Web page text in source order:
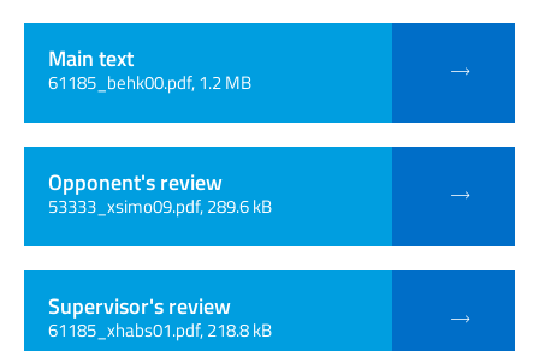
Main text
61185_behk00.pdf, 1.2 MB
Opponent's review
53333_xsimo09.pdf, 289.6 kB
Supervisor's review
61185_xhabs01.pdf, 218.8 kB